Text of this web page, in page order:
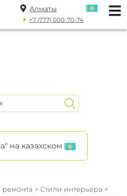
Алматы
+7 (777) 000-70-74
на казахском
ремонта > Стили интерьера >